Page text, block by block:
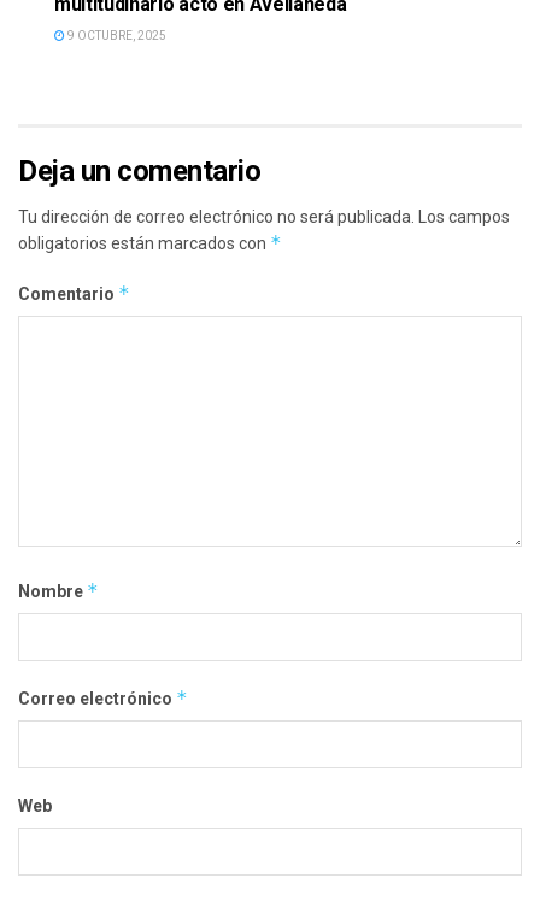
9 OCTUBRE, 2025
Deja un comentario
Tu dirección de correo electrónico no será publicada.
Los campos
obligatorios están marcados con *
Comentario *
Nombre *
Correo electrónico *
Web